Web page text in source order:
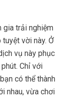
gia trải nghiệm
vời này. Ở
vụ này phục
Chỉ với
có thể thành
nhau, vừa chơi